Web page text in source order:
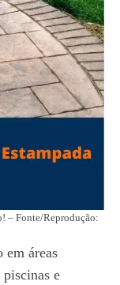
– Fonte/Reprodução:
em áreas
e